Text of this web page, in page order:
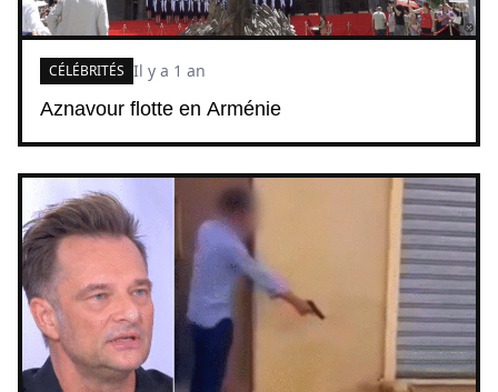
Aznavour flotte en Arménie
CÉLÉBRITÉS Il y a 1 an